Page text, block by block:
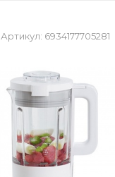
Артикул: 6934177705281